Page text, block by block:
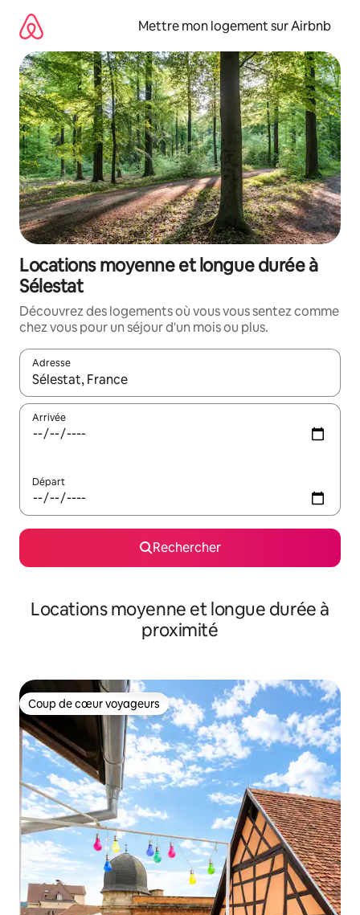
directement
contenu
Mettre mon logement sur Airbnb
Locations moyenne et longue durée à
Sélestat
Découvrez des logements où vous vous sentez comme
chez vous pour un séjour d'un mois ou plus.
Adresse
Lorsque les résultats s'affichent, utilisez les flèches vers le
Arrivée
Départ
Rechercher
Locations moyenne et longue durée à
proximité
Coup de cœur voyageurs
Coup de cœur voyageurs